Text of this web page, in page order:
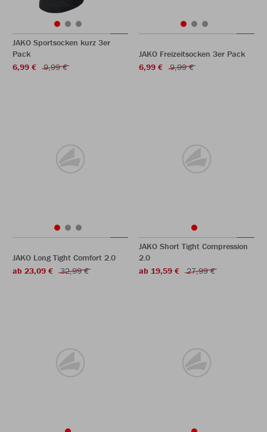
JAKO Sportsocken kurz 3er
Pack
6,99 €
9,99 €
JAKO Freizeitsocken 3er Pack
6,99 €
9,99 €
JAKO Long Tight Comfort 2.0
ab 23,09 €
32,99 €
JAKO Short Tight Compression
2.0
ab 19,59 €
27,99 €